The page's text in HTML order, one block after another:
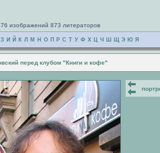
изображений 873 литераторов
З И Й К Л М Н О П Р С Т У Ф Х Ц Ч Ш Щ Э Ю Я
перед клубом "Книги и кофе"